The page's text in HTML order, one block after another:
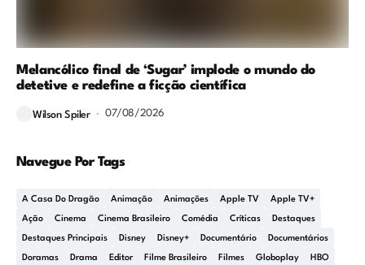
Melancólico final de ‘Sugar’ implode o mundo do
detetive e redefine a ficção científica
Wilson Spiler 07/08/2026
Navegue Por Tags
A Casa Do Dragão Animação Animações Apple TV Apple TV+
Ação Cinema Cinema Brasileiro Comédia Críticas Destaques
Destaques Principais Disney Disney+ Documentário Documentários
Doramas Drama Editor Filme Brasileiro Filmes Globoplay HBO